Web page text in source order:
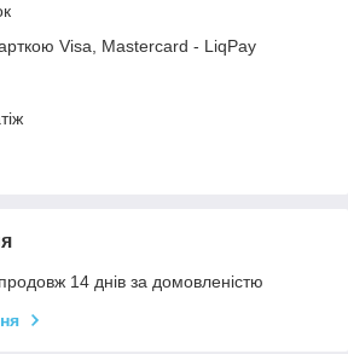
Visa, Mastercard - LiqPay
14 днів за домовленістю